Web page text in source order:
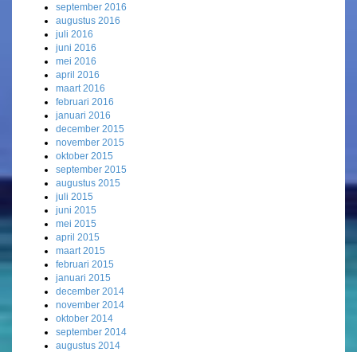
september 2016
augustus 2016
juli 2016
juni 2016
mei 2016
april 2016
maart 2016
februari 2016
januari 2016
december 2015
november 2015
oktober 2015
september 2015
augustus 2015
juli 2015
juni 2015
mei 2015
april 2015
maart 2015
februari 2015
januari 2015
december 2014
november 2014
oktober 2014
september 2014
augustus 2014